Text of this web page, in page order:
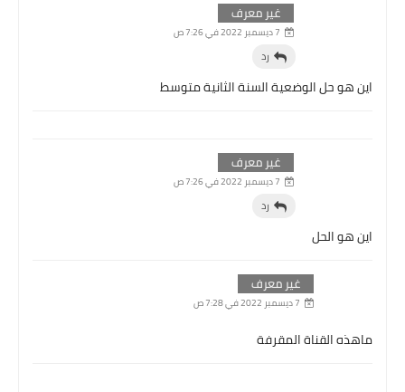
غير معرف
7 ديسمبر 2022 في 7:26 ص
اين هو حل الوضعية السنة الثانية متوسط
رد
غير معرف
7 ديسمبر 2022 في 7:26 ص
اين هو الحل
رد
غير معرف
7 ديسمبر 2022 في 7:28 ص
ماهذه القناة المقرفة